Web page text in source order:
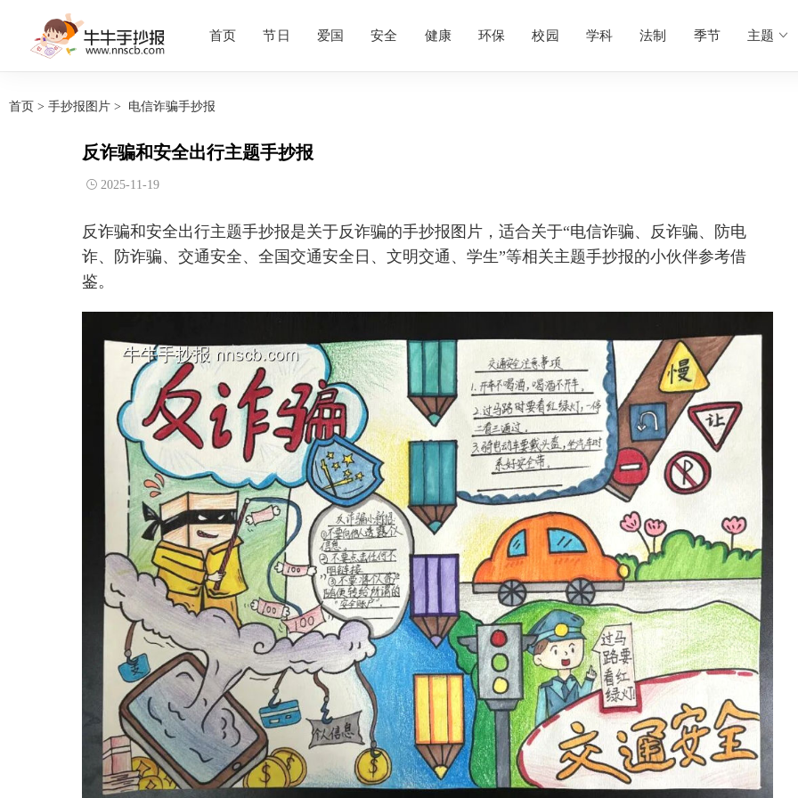
首页 节日 爱国 安全 健康 环保 校园 学科 法制 季节 主题
首页 > 手抄报图片 > 电信诈骗手抄报
反诈骗和安全出行主题手抄报
2025-11-19
反诈骗和安全出行主题手抄报是关于反诈骗的手抄报图片，适合关于“电信诈骗、反诈骗、防电
诈、防诈骗、交通安全、全国交通安全日、文明交通、学生”等相关主题手抄报的小伙伴参考借
鉴。